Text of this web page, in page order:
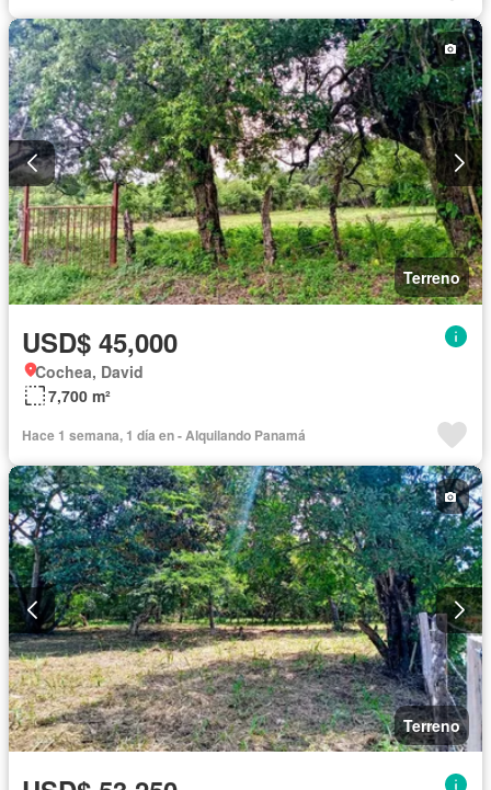
Terreno
USD$ 45,000
Cochea, David
7,700 m²
Hace 1 semana, 1 día en - Alquilando Panamá
Terreno